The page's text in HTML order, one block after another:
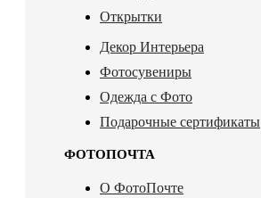
Открытки
Декор Интерьера
Фотосувениры
Одежда с Фото
Подарочные сертификаты
ФОТОПОЧТА
О ФотоПочте